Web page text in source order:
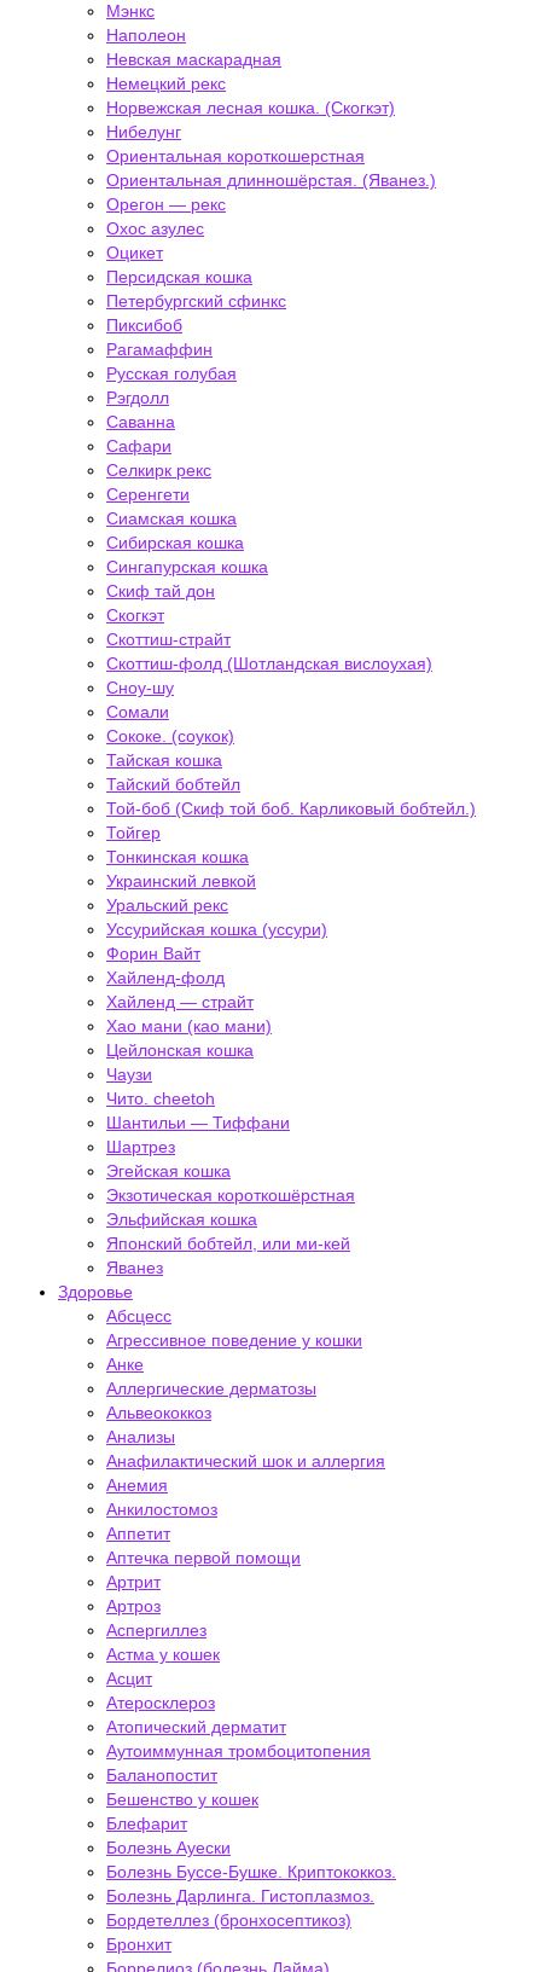
Мэнкс
Наполеон
Невская маскарадная
Немецкий рекс
Норвежская лесная кошка. (Скогкэт)
Нибелунг
Ориентальная короткошерстная
Ориентальная длинношёрстая. (Яванез.)
Орегон — рекс
Охос азулес
Оцикет
Персидская кошка
Петербургский сфинкс
Пиксибоб
Рагамаффин
Русская голубая
Рэгдолл
Саванна
Сафари
Селкирк рекс
Серенгети
Сиамская кошка
Сибирская кошка
Сингапурская кошка
Скиф тай дон
Скогкэт
Скоттиш-страйт
Скоттиш-фолд (Шотландская вислоухая)
Сноу-шу
Сомали
Сококе. (соукок)
Тайская кошка
Тайский бобтейл
Той-боб (Скиф той боб. Карликовый бобтейл.)
Тойгер
Тонкинская кошка
Украинский левкой
Уральский рекс
Уссурийская кошка (уссури)
Форин Вайт
Хайленд-фолд
Хайленд — страйт
Хао мани (као мани)
Цейлонская кошка
Чаузи
Чито. cheetoh
Шантильи — Тиффани
Шартрез
Эгейская кошка
Экзотическая короткошёрстная
Эльфийская кошка
Японский бобтейл, или ми-кей
Яванез
Здоровье
Абсцесс
Агрессивное поведение у кошки
Анке
Аллергические дерматозы
Альвеококкоз
Анализы
Анафилактический шок и аллергия
Анемия
Анкилостомоз
Аппетит
Аптечка первой помощи
Артрит
Артроз
Аспергиллез
Астма у кошек
Асцит
Атеросклероз
Атопический дерматит
Аутоиммунная тромбоцитопения
Баланопостит
Бешенство у кошек
Блефарит
Болезнь Ауески
Болезнь Буссе-Бушке. Криптококкоз.
Болезнь Дарлинга. Гистоплазмоз.
Бордетеллез (бронхосептикоз)
Бронхит